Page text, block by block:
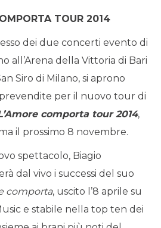
TOUR 2014
dei due concerti evento di
all’Arena della Vittoria di Bari
Siro di Milano, si aprono
per il nuovo tour di
comporta tour 2014,
il prossimo 8 novembre.
spettacolo, Biagio
dal vivo i successi del suo
comporta, uscito l’8 aprile su
e stabile nella top ten dei